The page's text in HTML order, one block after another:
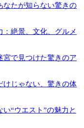
なたが知らない驚きの
：絶景、文化、グルメ
宮で見つけた驚きのア
けじゃない、驚きの体
い“ウエスト”の魅力と